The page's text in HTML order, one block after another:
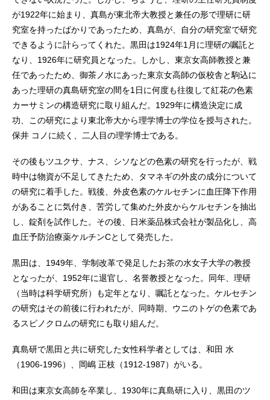
が1922年に始まり、真島が東北帝大教授と兼任の形で理研に研
究室を持ったばかりであったため、真島が、自分の研究室で研究
できるように計らってくれた。黒田は1924年1月に理研の嘱託と
なり、1926年に研究員となった。しかし、東京女高師教授と兼
任であったため、御茶ノ水にあった東京女高師の仮校舎と駒込に
あった理研の真島研究室の間を1日に何度も往復して紅花の色素
カーサミンの構造研究に取り組んだ。1929年に構造決定に成
功、この研究により東北帝大から理学博士の学位を授与された。
保井 コノに続く、二人目の理学博士である。
その後もツユクサ、ナス、シソなどの色素の研究を行ったが、戦
時中は物資が不足してきたため、タマネギの外皮の成分について
の研究に着手した。戦後、外皮色素のケルセチンに血圧降下作用
があることに気付き、苦労して集めた外皮からケルセチンを抽出
し、錠剤を試作した。その後、日米薬品株式会社が製品化し、高
血圧予防治療薬ケルチンCとして発売した。
黒田は、1949年、学制改革で発足したお茶の水女子大学の教授
となったが、1952年に退官し、名誉教授となった。同年、理研
（当時は科学研究所）も定年となり、嘱託となった。ケルセチン
の研究はその前後に行われたが、同時期、ウニのトゲの色素であ
るスピノクロムの研究にも取り組んだ。
真島研で黒田と共に研究した女性科学者としては、和田 水
（1906-1996）、岡嶋 正枝（1912-1987）がいる。
和田は東京女高師を卒業し、1930年に真島研に入り、黒田のツ